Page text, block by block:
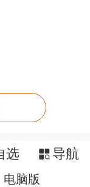
选 导航
电脑版